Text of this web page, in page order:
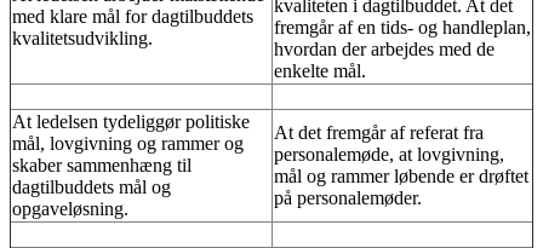
med klare mål for dagtilbuddets
kvalitetsudvikling.
kvaliteten i dagtilbuddet. At det
fremgår af en tids- og handleplan,
hvordan der arbejdes med de
enkelte mål.
At ledelsen tydeliggør politiske
mål, lovgivning og rammer og
skaber sammenhæng til
dagtilbuddets mål og
opgaveløsning.
At det fremgår af referat fra
personalemøde, at lovgivning,
mål og rammer løbende er drøftet
på personalemøder.